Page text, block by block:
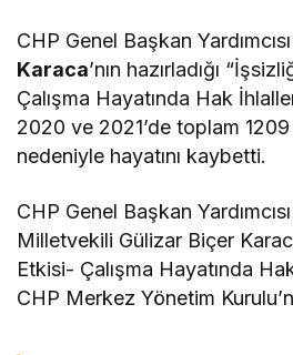
CHP Genel Başkan Yardımcısı
Karaca’nın hazırladığı
Çalışma Hayatında Hak
2020 ve 2021’de toplam
nedeniyle hayatını kaybetti.
CHP Genel Başkan
Milletvekili Gülizar Biçer
Etkisi- Çalışma Hayatında
CHP Merkez Yönetim